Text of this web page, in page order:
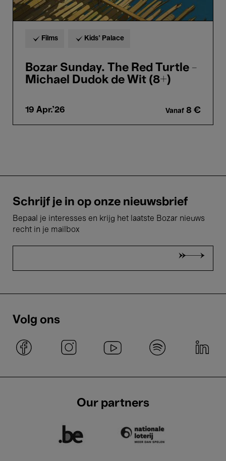
Films Kids’ Palace
Bozar Sunday. The Red Turtle -
Michael Dudok de Wit (8+)
19 Apr.'26 Vanaf 8 €
Schrijf je in op onze nieuwsbrief
Bepaal je interesses en krijg het laatste Bozar nieuws
recht in je mailbox
Volg ons
Our partners